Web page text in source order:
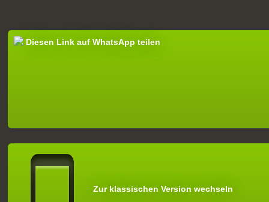
Diesen Link auf WhatsApp teilen
Zur klassischen Version wechseln